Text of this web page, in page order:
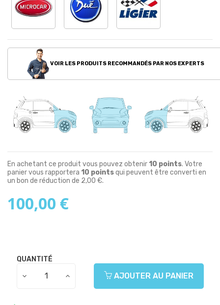
VOIR LES PRODUITS RECOMMANDÉS PAR NOS EXPERTS
En achetant ce produit vous pouvez obtenir 10 points. Votre
panier vous rapportera 10 pointsqui peuvent être converti en
un bon de réduction de 2,00 €.
100,00 €
QUANTITÉ
AJOUTER AU PANIER